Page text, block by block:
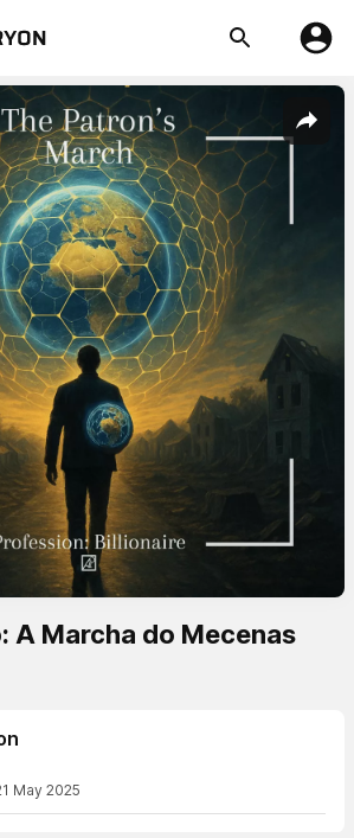
A Marcha do Mecenas
May 2025